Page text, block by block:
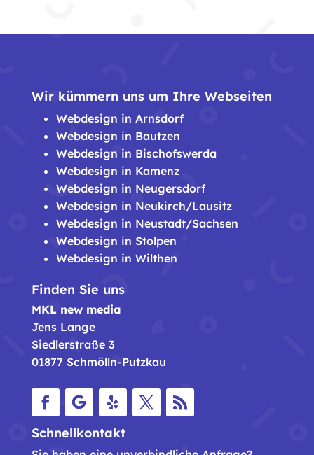
Wir kümmern uns um Ihre Webseiten
Webdesign in Arnsdorf
Webdesign in Bautzen
Webdesign in Bischofswerda
Webdesign in Kamenz
Webdesign in Neugersdorf
Webdesign in Neukirch/Lausitz
Webdesign in Neustadt/Sachsen
Webdesign in Stolpen
Webdesign in Wilthen
Finden Sie uns
MKL new media
Jens Lange
Siedlerstraße 3
01877 Schmölln-Putzkau
Schnellkontakt